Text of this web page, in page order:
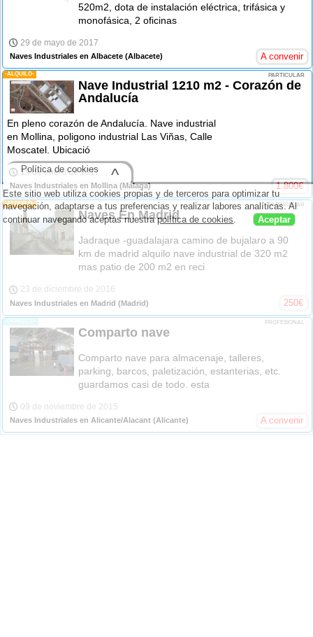
520m2, dota de instalación eléctrica, trifásica y
monofásica, 2 oficinas
29 de mayo de 2017
Naves Industriales en Albacete (Albacete) A convenir
-ALQUILO- PARTICULAR
Nave Industrial 1210 m2 - Corazón de
Andalucía
En pleno corazón de Andalucía. Nave industrial
en Mollina, poligono industrial Las Viñas, Calle
Moscatel. Ubicació
19 de enero de 2017
Naves Industriales en Mollina (Málaga) 1.800€
-ALQUILO- PARTICULAR
Naves En Madrid
Jadraque -guadalajara camino de bujalaro a 90
km de madrid alquilo nave industrial de 320 m2
mas patio de 200 m2 en reci
23 de diciembre de 2016
Naves Industriales en Madrid (Madrid) 250€
PROFESIONAL
Comparto nave
Comparto nave para almacenaje, talleres,
parking, barcos, paletización, estanterias, etc.
guardamos casi de todo. esta
09 de noviembre de 2015
Naves Industriales en Alicante/Alacant (Alicante) A convenir
Este sitio web utiliza cookies propias y de terceros para optimizar tu
navegación, adaptarse a tus preferencias y realizar labores analíticas. Al
continuar navegando aceptas nuestrapolítica de cookies. Aceptar
Política de cookies ^